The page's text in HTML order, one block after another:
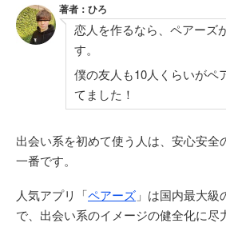
著者：ひろ
恋人を作るなら、ペアーズ
す。
僕の友人も10人くらいがペ
てました！
出会い系を初めて使う人は、安心安全
一番です。
人気アプリ「ペアーズ 」は国内最大級
で、出会い系のイメージの健全化に尽